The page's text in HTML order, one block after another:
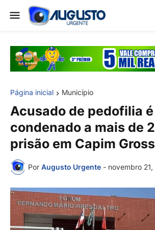
Página inicial Município
Acusado de pedofilia é
condenado a mais de
prisão em Capim
Por Augusto Urgente - novembro